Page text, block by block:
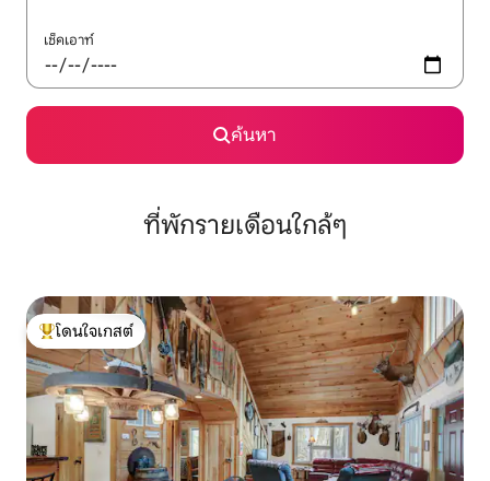
เช็คเอาท์
ค้นหา
ที่พักรายเดือนใกล้ๆ
โดนใจเกสต์ที่สุด
โดนใจเกสต์